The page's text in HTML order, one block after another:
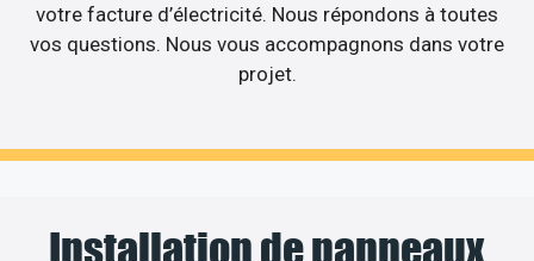
votre facture d’électricité. Nous répondons à toutes
vos questions. Nous vous accompagnons dans votre
projet.
Installation de panneaux